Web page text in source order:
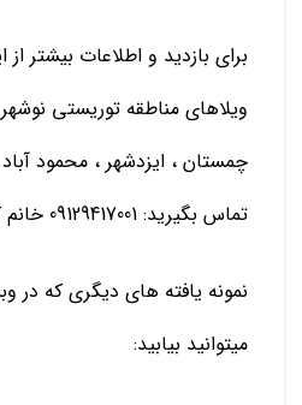
برای بازدید و اطلاعات بیشتر از
ویلاهای مناطقه توریستی نوشهر
چمستان ، ایزدشهر ، محمود
تماس بگیرید: 09129417001 خانم کثیری
نمونه یافته های دیگری که در
میتوانید بیابید: